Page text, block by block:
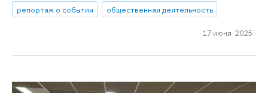
репортаж о событии
общественная деятельность
17 июня 2025